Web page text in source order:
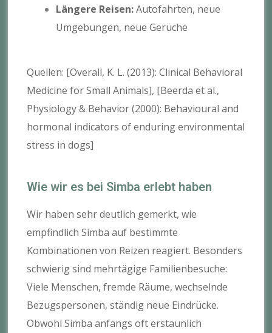
Längere Reisen:Autofahrten, neue
Umgebungen, neue Gerüche
Quellen: [Overall, K. L. (2013): Clinical Behavioral
Medicine for Small Animals], [Beerda et al.,
Physiology & Behavior (2000): Behavioural and
hormonal indicators of enduring environmental
stress in dogs]
Wie wir es bei Simba erlebt haben
Wir haben sehr deutlich gemerkt, wie
empfindlich Simba auf bestimmte
Kombinationen von Reizen reagiert. Besonders
schwierig sind mehrtägige Familienbesuche:
Viele Menschen, fremde Räume, wechselnde
Bezugspersonen, ständig neue Eindrücke.
Obwohl Simba anfangs oft erstaunlich